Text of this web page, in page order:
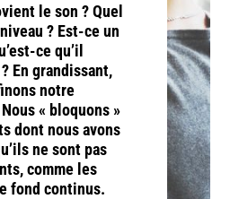
le son ? Quel
? Est-ce un
ce qu’il
En grandissant,
notre
« bloquons »
dont nous avons
ne sont pas
comme les
fond continus.